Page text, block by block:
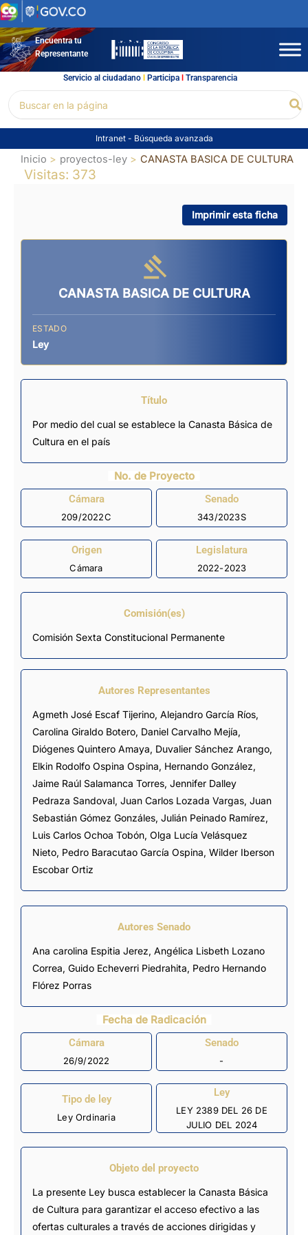
Ir
al
contenidoEncuentra tu
Representante
Servicio al ciudadano l Participal Transparencia
por:
Intranet - Búsqueda avanzada
Inicio proyectos-ley CANASTA BASICA DE CULTURA
Visitas: 373
Imprimir esta ficha
CANASTA BASICA DE CULTURA
ESTADO
Ley
Título
Por medio del cual se establece la Canasta Básica de
Cultura en el país
No. de Proyecto
Cámara
209/2022C
Senado
343/2023S
Origen
Cámara
Legislatura
2022-2023
Comisión(es)
Comisión Sexta Constitucional Permanente
Autores Representantes
Agmeth José Escaf Tijerino, Alejandro García Ríos,
Carolina Giraldo Botero, Daniel Carvalho Mejía,
Diógenes Quintero Amaya, Duvalier Sánchez Arango,
Elkin Rodolfo Ospina Ospina, Hernando González,
Jaime Raúl Salamanca Torres, Jennifer Dalley
Pedraza Sandoval, Juan Carlos Lozada Vargas, Juan
Sebastián Gómez Gonzáles, Julián Peinado Ramírez,
Luis Carlos Ochoa Tobón, Olga Lucía Velásquez
Nieto, Pedro Baracutao García Ospina, Wilder Iberson
Escobar Ortiz
Autores Senado
Ana carolina Espitia Jerez, Angélica Lisbeth Lozano
Correa, Guido Echeverri Piedrahita, Pedro Hernando
Flórez Porras
Fecha de Radicación
Cámara
26/9/2022
Senado
-
Tipo de ley
Ley Ordinaria
Ley
LEY 2389 DEL 26 DE
JULIO DEL 2024
Objeto del proyecto
La presente Ley busca establecer la Canasta Básica
de Cultura para garantizar el acceso efectivo a las
ofertas culturales a través de acciones dirigidas y